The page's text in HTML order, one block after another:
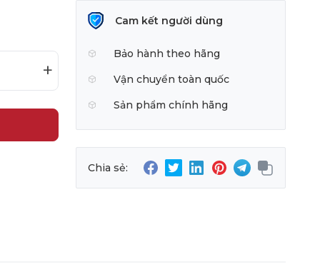
+
Cam kết người dùng
Bảo hành theo hãng
Vận chuyển toàn quốc
Sản phẩm chính hãng
Chia sẻ: